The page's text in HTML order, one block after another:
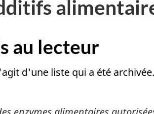
au lecteur
d'une liste qui a été